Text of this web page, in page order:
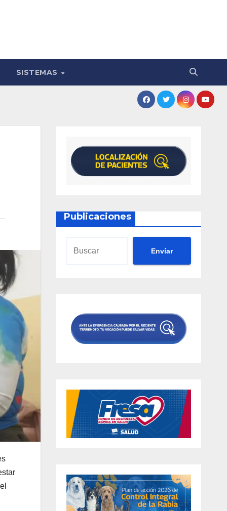
SISTEMAS
Publicaciones
Envíar